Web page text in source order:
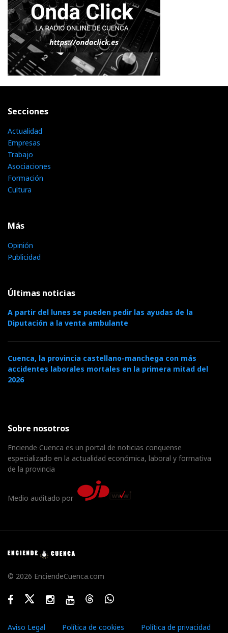
Secciones
Actualidad
Empresas
Trabajo
Asociaciones
Formación
Cultura
Más
Opinión
Publicidad
Últimas noticias
A partir del lunes se pueden pedir las ayudas de la
Diputación a la venta ambulante
Cuenca, la provincia castellano-manchega con más
accidentes laborales mortales en la primera mitad del
2026
Sobre nosotros
Enciende Cuenca es un portal de noticias conquense
especializado en la actualidad económica, laboral y formativa
de la provincia
Medio auditado por
© 2026 EnciendeCuenca.com
FacebookTwitterInstagramYoutubeThreadsWhatsApp
Aviso Legal Política de cookies Política de privacidad